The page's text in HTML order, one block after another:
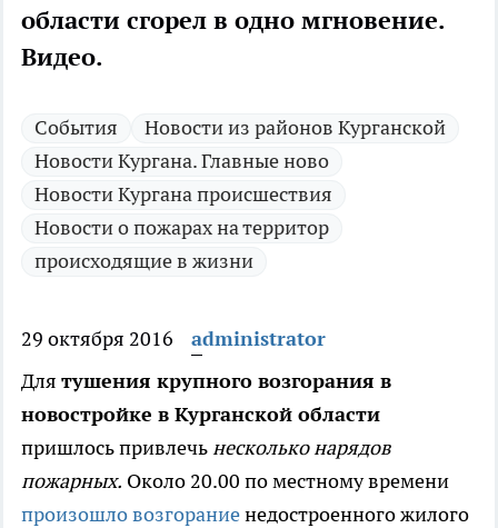
области сгорел в одно мгновение.
Видео.
Cобытия
Новости из районов Курганской
Новости Кургана. Главные ново
Новости Кургана происшествия
Новости о пожарах на территор
происходящие в жизни
29 октября 2016
administrator
Для тушения крупного возгорания в
новостройке в Курганской области
пришлось привлечьнесколько нарядов
пожарных. Около 20.00 по местному времени
произошло возгораниенедостроенного жилого